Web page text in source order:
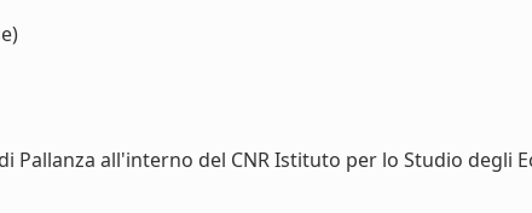
Pallanza all'interno del CNR Istituto per lo Studio degli